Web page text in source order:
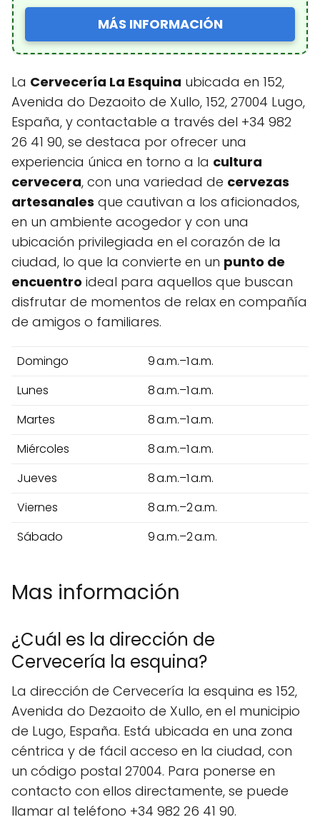
MÁS INFORMACIÓN
La Cervecería La Esquina ubicada en 152,
Avenida do Dezaoito de Xullo, 152, 27004 Lugo,
España, y contactable a través del +34 982
26 41 90, se destaca por ofrecer una
experiencia única en torno a la cultura
cervecera, con una variedad de cervezas
artesanales que cautivan a los aficionados,
en un ambiente acogedor y con una
ubicación privilegiada en el corazón de la
ciudad, lo que la convierte en un punto de
encuentro ideal para aquellos que buscan
disfrutar de momentos de relax en compañía
de amigos o familiares.
Domingo
9 a.m.–1 a.m.
Lunes
8 a.m.–1 a.m.
Martes
8 a.m.–1 a.m.
Miércoles
8 a.m.–1 a.m.
Jueves
8 a.m.–1 a.m.
Viernes
8 a.m.–2 a.m.
Sábado
9 a.m.–2 a.m.
Mas información
¿Cuál es la dirección de
Cervecería la esquina?
La dirección de Cervecería la esquina es 152,
Avenida do Dezaoito de Xullo, en el municipio
de Lugo, España. Está ubicada en una zona
céntrica y de fácil acceso en la ciudad, con
un código postal 27004. Para ponerse en
contacto con ellos directamente, se puede
llamar al teléfono +34 982 26 41 90.